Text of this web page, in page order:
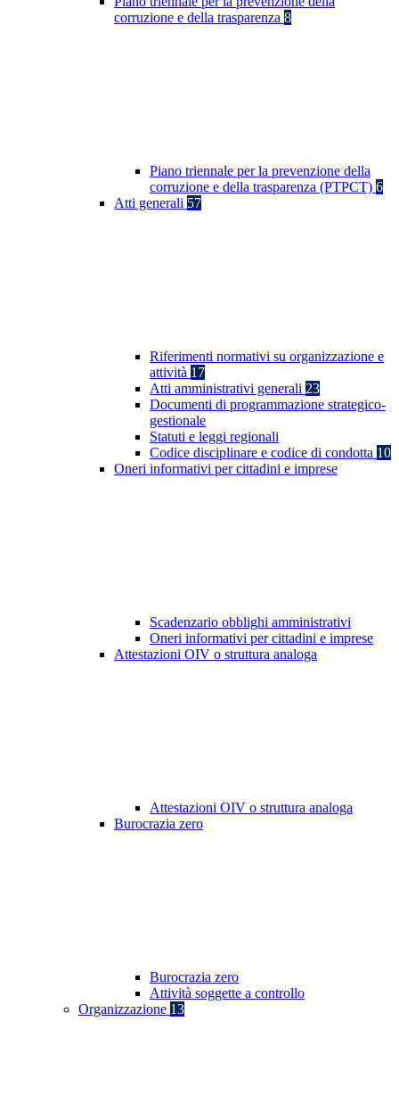
corruzione e della trasparenza 8
Piano triennale per la prevenzione della
corruzione e della trasparenza (PTPCT) 6
Atti generali 57
Riferimenti normativi su organizzazione e
attività 17
Atti amministrativi generali 23
Documenti di programmazione strategico-
gestionale
Statuti e leggi regionali
Codice disciplinare e codice di condotta 10
Oneri informativi per cittadini e imprese
Scadenzario obblighi amministrativi
Oneri informativi per cittadini e imprese
Attestazioni OIV o struttura analoga
Attestazioni OIV o struttura analoga
Burocrazia zero
Burocrazia zero
Attività soggette a controllo
Organizzazione 13